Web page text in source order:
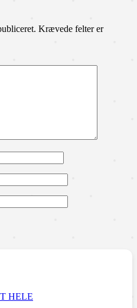
Krævede felter er
HELE